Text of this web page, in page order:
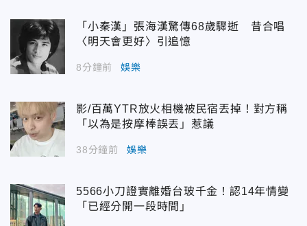
「小秦漢」張海漢驚傳68歲驟逝 昔合唱
〈明天會更好〉引追憶
8分鐘前 娛樂
影/百萬YTR放火相機被民宿丟掉！對方稱
「以為是按摩棒誤丟」惹議
38分鐘前 娛樂
5566小刀證實離婚台玻千金！認14年情變
「已經分開一段時間」